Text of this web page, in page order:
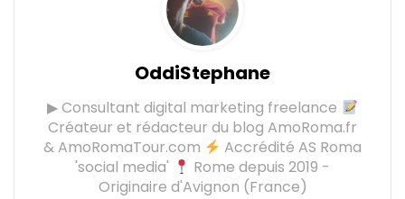
OddiStephane
▶ Consultant digital marketing freelance
Créateur et rédacteur du blog AmoRoma.fr
& AmoRomaTour.com
Accrédité AS Roma
'social media'
Rome depuis 2019 -
Originaire d'Avignon (France)